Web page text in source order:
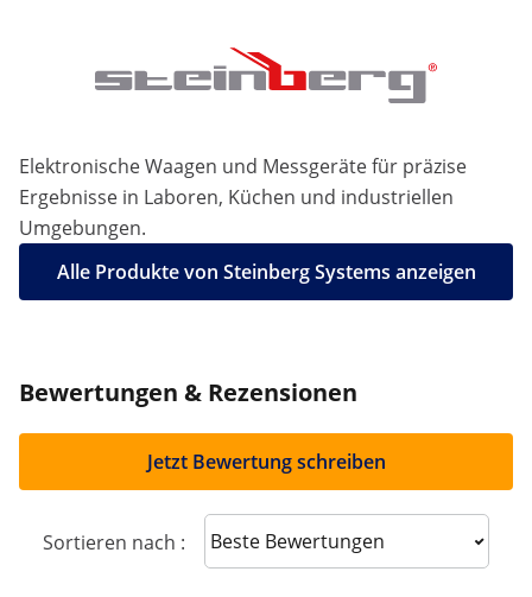
Elektronische Waagen und Messgeräte für präzise
Ergebnisse in Laboren, Küchen und industriellen
Umgebungen.
Alle Produkte von Steinberg Systems anzeigen
Bewertungen & Rezensionen
Jetzt Bewertung schreiben
Sortieren nach : Sort reviews